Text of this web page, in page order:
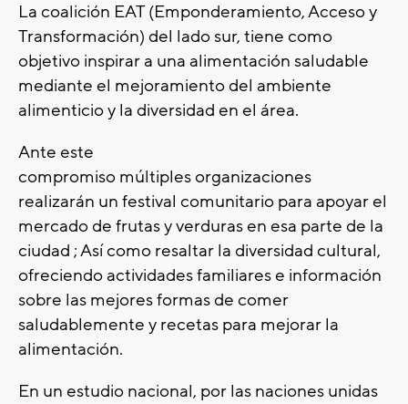
La coalición EAT (Emponderamiento, Acceso y
Transformación) del lado sur, tiene como
objetivo inspirar a una alimentación saludable
mediante el mejoramiento del ambiente
alimenticio y la diversidad en el área.
Ante este
compromiso múltiples organizaciones
realizarán un festival comunitario para apoyar el
mercado de frutas y verduras en esa parte de la
ciudad ; Así como resaltar la diversidad cultural,
ofreciendo actividades familiares e información
sobre las mejores formas de comer
saludablemente y recetas para mejorar la
alimentación.
En un estudio nacional, por las naciones unidas